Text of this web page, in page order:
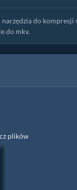
do kompresji
do mkv.
plików